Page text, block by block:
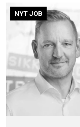
NYT JOB